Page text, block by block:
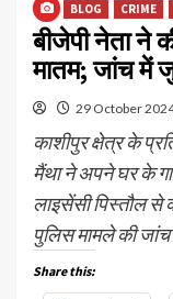
BLOG CRIME
बीजेपी नेता ने
मातम; जांच में
29 October
काशीपुर क्षेत्र के
मैंथा ने अपने घर के
लाइसेंसी पिस्तौल से
पुलिस मामले की
Share this: